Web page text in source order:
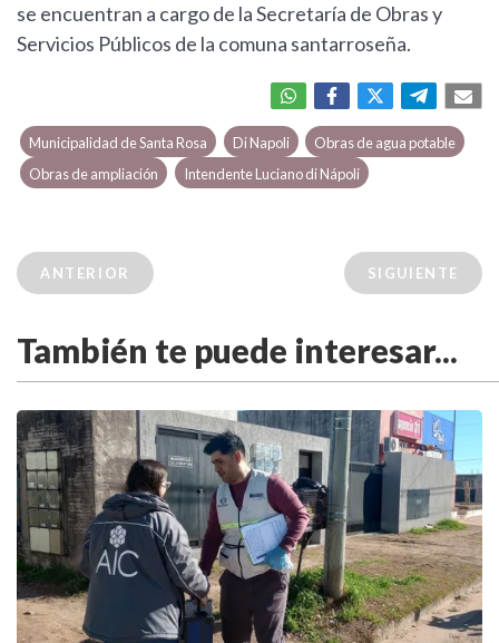
se encuentran a cargo de la Secretaría de Obras y
Servicios Públicos de la comuna santarroseña.
Municipalidad de Santa Rosa Di Napoli
Obras de agua potable
Obras de ampliación
Intendente Luciano di Nápoli
ANTERIOR SIGUIENTE
También te puede interesar...